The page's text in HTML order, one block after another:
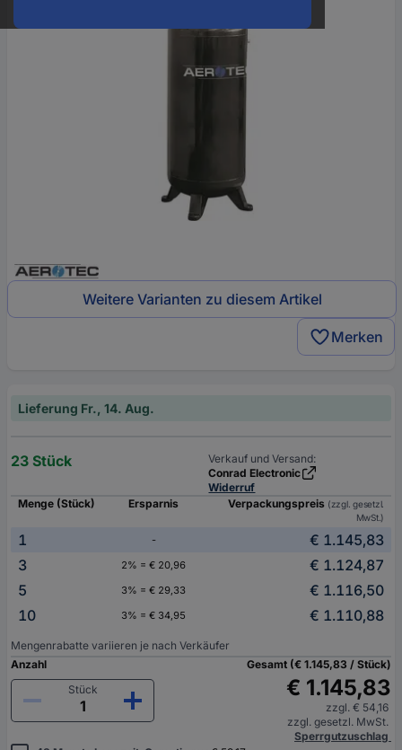
Weitere Varianten zu diesem Artikel
Merken
Lieferung Fr., 14. Aug.
23 Stück
Verkauf und Versand:
Conrad Electronic
Widerruf
Menge (Stück)
Ersparnis Verpackungspreis (zzgl. gesetzl.
MwSt.)
1 -
€ 1.145,83
3
2% = € 20,96
€ 1.124,87
5
3% = € 29,33
€ 1.116,50
10
3% = € 34,95 € 1.110,88
Mengenrabatte variieren je nach Verkäufer
Anzahl
Stück
Gesamt (€ 1.145,83 / Stück)
€ 1.145,83
zzgl. € 54,16
zzgl. gesetzl. MwSt.
Sperrgutzuschlag